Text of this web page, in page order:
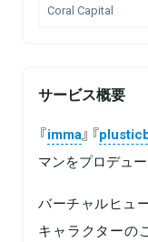
Coral Capital
サービス概要
『imma』『
マンをプロデュー
バーチャルヒュ
キャラクターの